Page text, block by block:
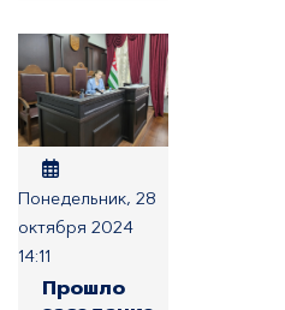
Понедельник, 28
октября 2024
14:11
Прошло